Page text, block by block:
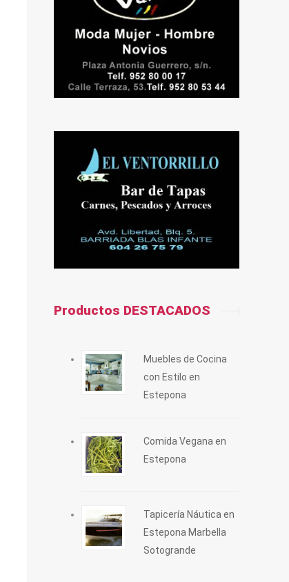
Productos DESTACADOS
Muebles de Cocina
con Estilo en
Estepona
Comida Vegana en
Estepona
Tapicería Náutica en
Estepona Marbella
Sotogrande